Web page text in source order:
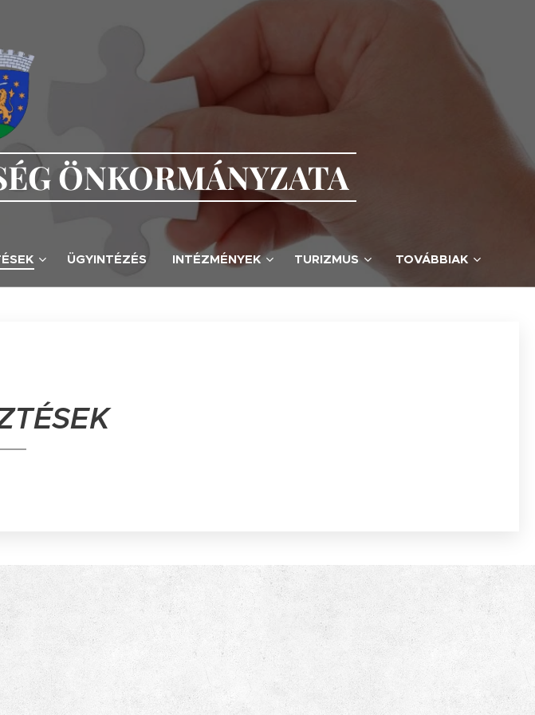
ÖNKORMÁNYZATA
ÜGYINTÉZÉS INTÉZMÉNYEK TURIZMUS TOVÁBBIAK